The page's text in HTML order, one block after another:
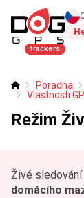
trackers
Úvod Poradna
Vlastnosti
Režim
Živé sledování
domácího